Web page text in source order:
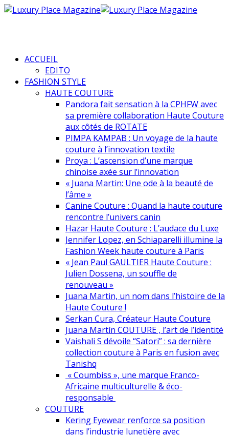
ACCUEIL
EDITO
FASHION STYLE
HAUTE COUTURE
Pandora fait sensation à la CPHFW avec
sa première collaboration Haute Couture
aux côtés de ROTATE
PIMPA KAMPAB : Un voyage de la haute
couture à l’innovation textile
Proya : L’ascension d’une marque
chinoise axée sur l’innovation
« Juana Martin: Une ode à la beauté de
l’âme »
Canine Couture : Quand la haute couture
rencontre l’univers canin
Hazar Haute Couture : L’audace du Luxe
Jennifer Lopez, en Schiaparelli illumine la
Fashion Week haute couture à Paris
« Jean Paul GAULTIER Haute Couture :
Julien Dossena, un souffle de
renouveau »
Juana Martin, un nom dans l’histoire de la
Haute Couture !
Serkan Cura, Créateur Haute Couture
Juana Martín COUTURE , l’art de l’identité
Vaishali S dévoile “Satori” : sa dernière
collection couture à Paris en fusion avec
Tanishq
« Coumbiss », une marque Franco-
Africaine multiculturelle & éco-
responsable
COUTURE
Kering Eyewear renforce sa position
dans l’industrie lunetière avec